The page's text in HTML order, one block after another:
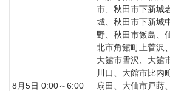
8月5日 0:00～6:00
市、秋田市下新城
城、秋田市下新城
野、秋田市飯島、
北市角館町上菅沢、
大館市雪沢、大館
川口、大館市比内
扇田、大仙市戸蒔、